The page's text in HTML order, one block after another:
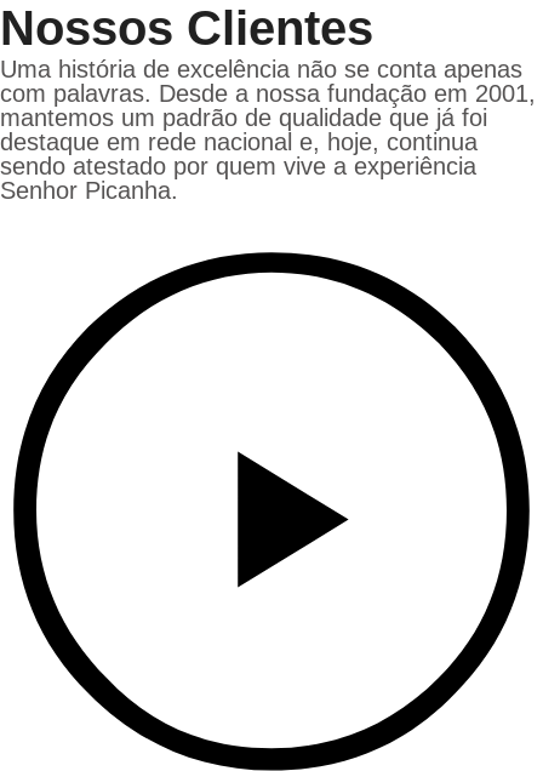
Nossos Clientes
Uma história de excelência não se conta apenas
com palavras. Desde a nossa fundação em 2001,
mantemos um padrão de qualidade que já foi
destaque em rede nacional e, hoje, continua
sendo atestado por quem vive a experiência
Senhor Picanha.